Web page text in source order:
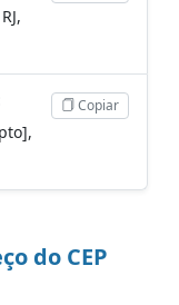
Copiar
do CEP